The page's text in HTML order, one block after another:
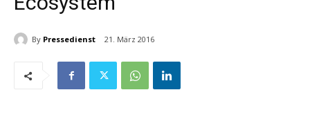
By Pressedienst 21. März 2016